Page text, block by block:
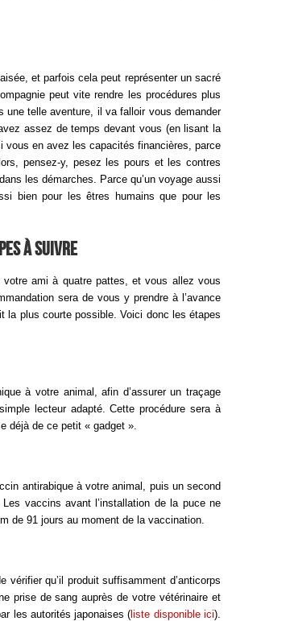
et parfois cela peut représenter un sacré
peut vite rendre les procédures plus
telle aventure, il va falloir vous demander
assez de temps devant vous (en lisant la
vous en avez les capacités financières, parce
pensez-y, pesez les pours et les contres
les démarches. Parce qu’un voyage aussi
bien pour les êtres humains que pour les
à suivre
ami à quatre pattes, et vous allez vous
sera de vous y prendre à l’avance
la plus courte possible. Voici donc les étapes
à votre animal, afin d’assurer un traçage
lecteur adapté. Cette procédure sera à
déjà de ce petit « gadget ».
antirabique à votre animal, puis un second
vaccins avant l’installation de la puce ne
de 91 jours au moment de la vaccination.
qu’il produit suffisamment d’anticorps
prise de sang auprès de votre vétérinaire et
les autorités japonaises (liste disponible ici).